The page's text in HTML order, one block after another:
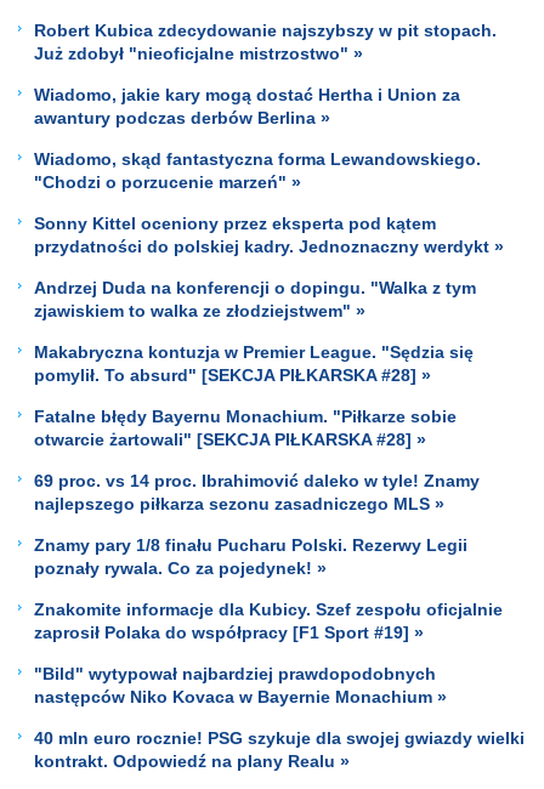
Robert Kubica zdecydowanie najszybszy w pit stopach.
Już zdobył "nieoficjalne mistrzostwo" »
Wiadomo, jakie kary mogą dostać Hertha i Union za
awantury podczas derbów Berlina »
Wiadomo, skąd fantastyczna forma Lewandowskiego.
"Chodzi o porzucenie marzeń" »
Sonny Kittel oceniony przez eksperta pod kątem
przydatności do polskiej kadry. Jednoznaczny werdykt »
Andrzej Duda na konferencji o dopingu. "Walka z tym
zjawiskiem to walka ze złodziejstwem" »
Makabryczna kontuzja w Premier League. "Sędzia się
pomylił. To absurd" [SEKCJA PIŁKARSKA #28] »
Fatalne błędy Bayernu Monachium. "Piłkarze sobie
otwarcie żartowali" [SEKCJA PIŁKARSKA #28] »
69 proc. vs 14 proc. Ibrahimović daleko w tyle! Znamy
najlepszego piłkarza sezonu zasadniczego MLS »
Znamy pary 1/8 finału Pucharu Polski. Rezerwy Legii
poznały rywala. Co za pojedynek! »
Znakomite informacje dla Kubicy. Szef zespołu oficjalnie
zaprosił Polaka do współpracy [F1 Sport #19] »
"Bild" wytypował najbardziej prawdopodobnych
następców Niko Kovaca w Bayernie Monachium »
40 mln euro rocznie! PSG szykuje dla swojej gwiazdy wielki
kontrakt. Odpowiedź na plany Realu »